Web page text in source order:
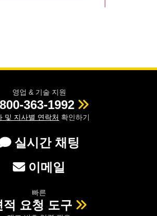
영업 & 기술 지원
363-1992
및 지사별 연락처 확인하기
실시간 채팅
이메일
빠른
적 요청 도구